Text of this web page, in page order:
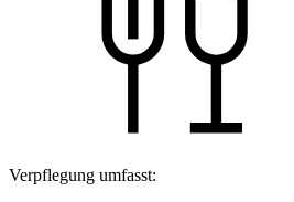
Verpflegung umfasst: